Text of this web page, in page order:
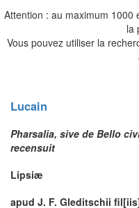
Attention : au maximum 1000
la
Vous pouvez utiliser la
Lucain
Pharsalia, sive de Bello
recensuit
Lipsiæ
apud J. F. Gleditschii